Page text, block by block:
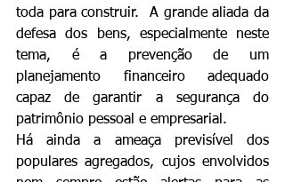
toda para construir.  A grande aliada da
defesa dos bens, especialmente neste
tema, é a prevenção de um
planejamento financeiro adequado
capaz de garantir a segurança do
patrimônio pessoal e empresarial.
Há ainda a ameaça previsível dos
populares agregados, cujos envolvidos